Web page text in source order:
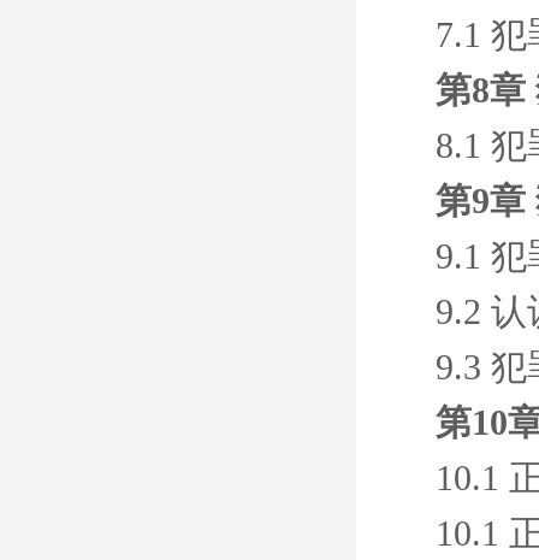
7.1
第8章
8.1
第9章
9.1
9.2
9.3
第10
10.1
10.1